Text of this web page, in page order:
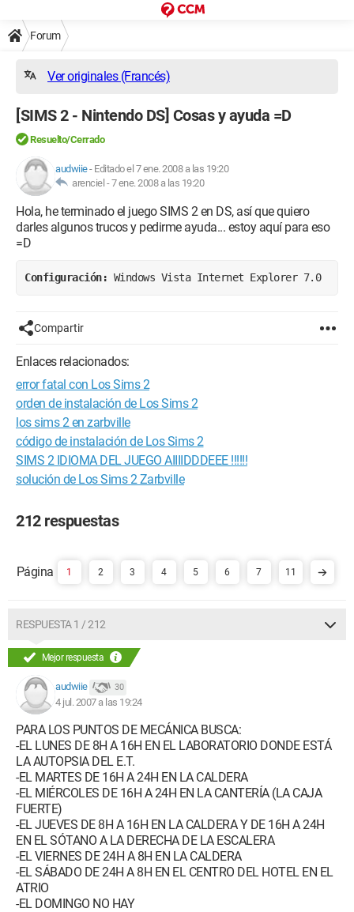
Forum
Ver originales (Francés)
[SIMS 2 - Nintendo DS] Cosas y ayuda =D
Resuelto/Cerrado
audwiie- Editado el 7 ene. 2008 a las 19:20
arenciel -7 ene. 2008 a las 19:20
Hola, he terminado el juego SIMS 2 en DS, así que quiero
darles algunos trucos y pedirme ayuda... estoy aquí para eso
=D
Configuración: Windows Vista Internet Explorer 7.0
Compartir
Enlaces relacionados:
error fatal con Los Sims 2
orden de instalación de Los Sims 2
los sims 2 en zarbville
código de instalación de Los Sims 2
SIMS 2 IDIOMA DEL JUEGO AIIIIDDDEEE !!!!!!
solución de Los Sims 2 Zarbville
212 respuestas
1 2 3 4 5 6 7 11
RESPUESTA 1 / 212
Mejor respuesta
audwiie 30
4 jul. 2007 a las 19:24
PARA LOS PUNTOS DE MECÁNICA BUSCA:
-EL LUNES DE 8H A 16H EN EL LABORATORIO DONDE ESTÁ
LA AUTOPSIA DEL E.T.
-EL MARTES DE 16H A 24H EN LA CALDERA
-EL MIÉRCOLES DE 16H A 24H EN LA CANTERÍA (LA CAJA
FUERTE)
-EL JUEVES DE 8H A 16H EN LA CALDERA Y DE 16H A 24H
EN EL SÓTANO A LA DERECHA DE LA ESCALERA
-EL VIERNES DE 24H A 8H EN LA CALDERA
-EL SÁBADO DE 24H A 8H EN EL CENTRO DEL HOTEL EN EL
ATRIO
-EL DOMINGO NO HAY